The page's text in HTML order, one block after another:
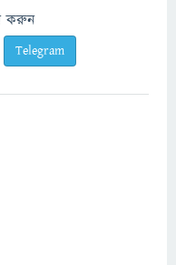
করুন
Telegram